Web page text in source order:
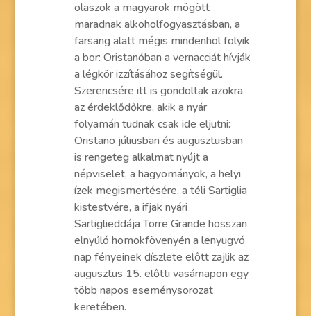
olaszok a magyarok mögött
maradnak alkoholfogyasztásban, a
farsang alatt mégis mindenhol folyik
a bor: Oristanóban a vernacciát hívják
a légkör izzításához segítségül.
Szerencsére itt is gondoltak azokra
az érdeklődőkre, akik a nyár
folyamán tudnak csak ide eljutni:
Oristano júliusban és augusztusban
is rengeteg alkalmat nyújt a
népviselet, a hagyományok, a helyi
ízek megismertésére, a téli Sartiglia
kistestvére, a ifjak nyári
Sartiglieddája Torre Grande hosszan
elnyúló homokfövenyén a lenyugvó
nap fényeinek díszlete előtt zajlik az
augusztus 15. előtti vasárnapon egy
több napos eseménysorozat
keretében.